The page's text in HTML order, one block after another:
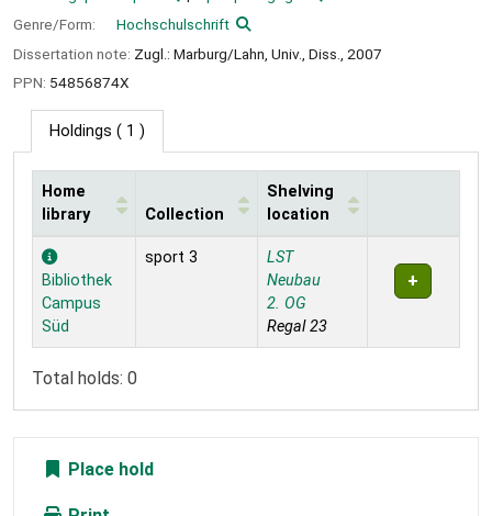
Genre/Form:
Hochschulschrift
Dissertation note: Zugl.: Marburg/Lahn, Univ., Diss., 2007
PPN: 54856874X
Holdings ( 1 )
Holdings
Home
library
Collection
Shelving
location
Bibliothek
Campus
Süd
sport 3
LST
Neubau
2. OG
Regal 23
Total holds: 0
Place hold